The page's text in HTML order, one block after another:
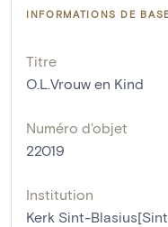
INFORMATIONS DE
Titre
O.L.Vrouw en Kind
Numéro d'objet
22019
Institution
Kerk Sint-